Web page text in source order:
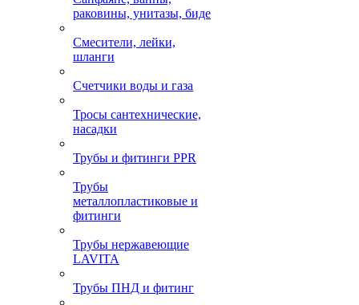
раковины, унитазы, биде
Смесители, лейки,
шланги
Счетчики воды и газа
Тросы сантехнические,
насадки
Трубы и фитинги PPR
Трубы
металлопластиковые и
фитинги
Трубы нержавеющие
LAVITA
Трубы ПНД и фитинг